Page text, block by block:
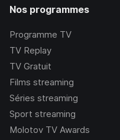
Nos programmes
Programme TV
TV Replay
TV Gratuit
Films streaming
Séries streaming
Sport streaming
Molotov TV Awards